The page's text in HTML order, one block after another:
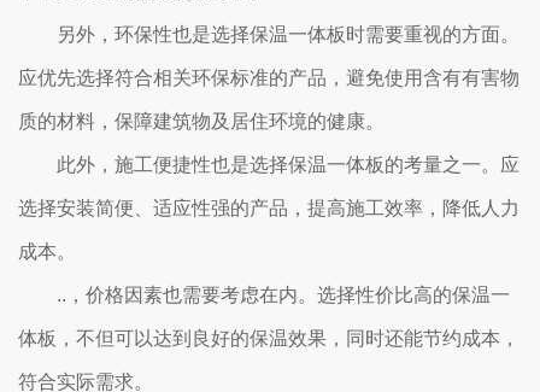
另外，环保性也是选择保温一体板时需要重视的方面。
应优先选择符合相关环保标准的产品，避免使用含有有害物
质的材料，保障建筑物及居住环境的健康。
此外，施工便捷性也是选择保温一体板的考量之一。应
选择安装简便、适应性强的产品，提高施工效率，降低人力
成本。
..，价格因素也需要考虑在内。选择性价比高的保温一
体板，不但可以达到良好的保温效果，同时还能节约成本，
符合实际需求。